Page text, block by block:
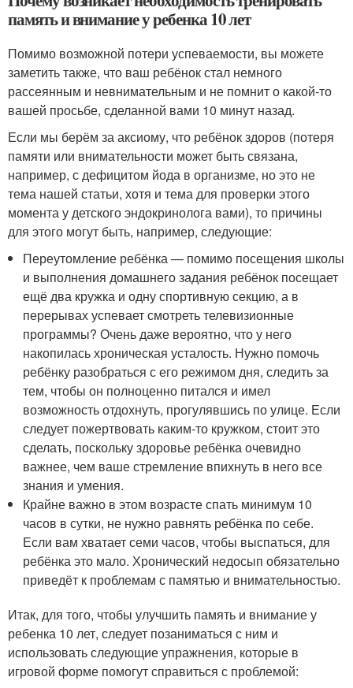
память и внимание у ребенка 10 лет
Помимо возможной потери успеваемости, вы можете
заметить также, что ваш ребёнок стал немного
рассеянным и невнимательным и не помнит о какой-то
вашей просьбе, сделанной вами 10 минут назад.
Если мы берём за аксиому, что ребёнок здоров (потеря
памяти или внимательности может быть связана,
например, с дефицитом йода в организме, но это не
тема нашей статьи, хотя и тема для проверки этого
момента у детского эндокринолога вами), то причины
для этого могут быть, например, следующие:
Переутомление ребёнка — помимо посещения школы
и выполнения домашнего задания ребёнок посещает
ещё два кружка и одну спортивную секцию, а в
перерывах успевает смотреть телевизионные
программы? Очень даже вероятно, что у него
накопилась хроническая усталость. Нужно помочь
ребёнку разобраться с его режимом дня, следить за
тем, чтобы он полноценно питался и имел
возможность отдохнуть, прогулявшись по улице. Если
следует пожертвовать каким-то кружком, стоит это
сделать, поскольку здоровье ребёнка очевидно
важнее, чем ваше стремление впихнуть в него все
знания и умения.
Крайне важно в этом возрасте спать минимум 10
часов в сутки, не нужно равнять ребёнка по себе.
Если вам хватает семи часов, чтобы выспаться, для
ребёнка это мало. Хронический недосып обязательно
приведёт к проблемам с памятью и внимательностью.
Итак, для того, чтобы улучшить память и внимание у
ребенка 10 лет, следует позаниматься с ним и
использовать следующие упражнения, которые в
игровой форме помогут справиться с проблемой: